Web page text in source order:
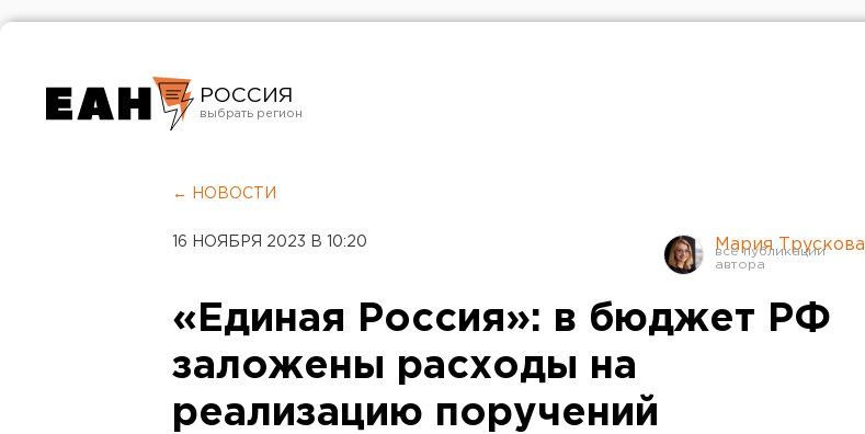
РОССИЯ
Челябинск
← НОВОСТИ
16 НОЯБРЯ 2023 В 10:20 Мария Трускова
«Единая Россия»: в бюджет РФ
заложены расходы на
реализацию поручений